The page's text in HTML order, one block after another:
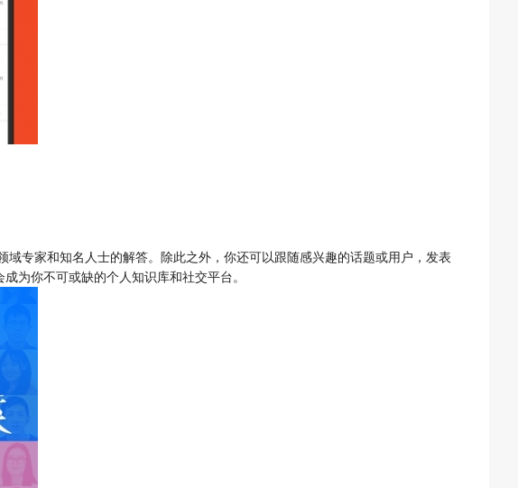
专家和知名人士的解答。除此之外，你还可以跟随感兴趣的话题或用户，发表
为你不可或缺的个人知识库和社交平台。